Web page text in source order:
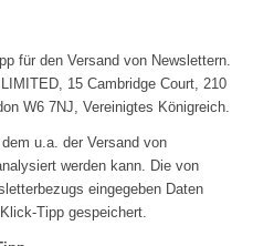
für den Versand von Newslettern.
15 Cambridge Court, 210
W6 7NJ, Vereinigtes Königreich.
u.a. der Versand von
werden kann. Die von
eingegeben Daten
Tipp gespeichert.